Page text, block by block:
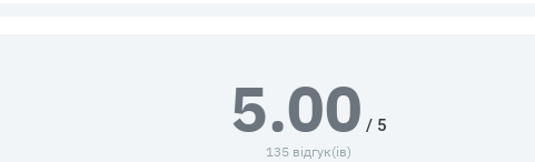
5.00 / 5
135 відгук(ів)